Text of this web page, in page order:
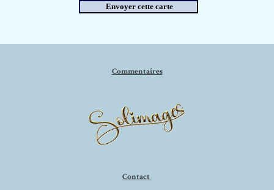
Commentaires
Contact